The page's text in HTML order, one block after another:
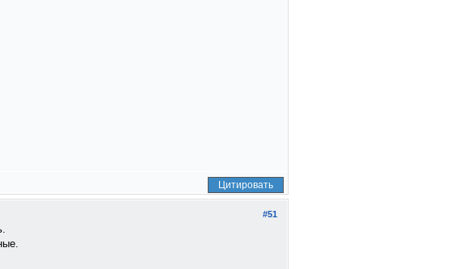
Цитировать
#51